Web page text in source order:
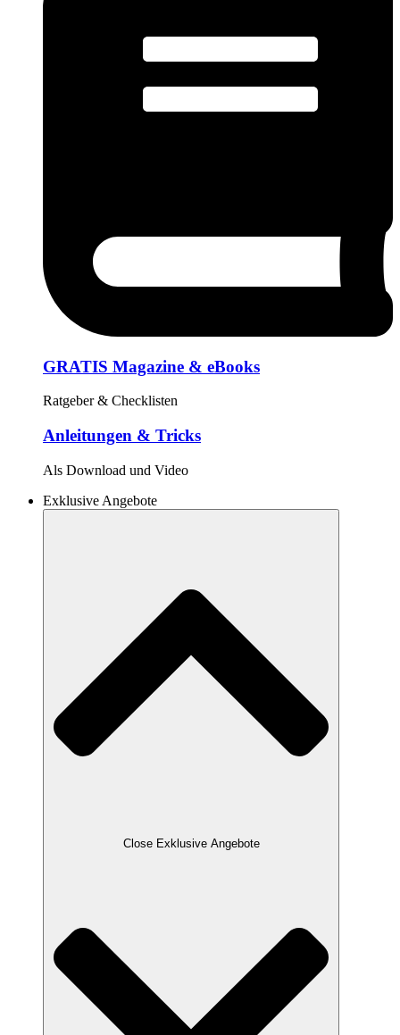
GRATIS Magazine & eBooks
Ratgeber & Checklisten
Anleitungen & Tricks
Als Download und Video
Exklusive Angebote
Close Exklusive Angebote